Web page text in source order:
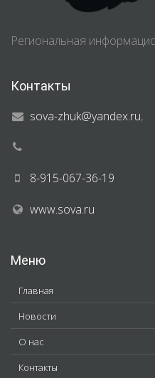
Региональная
Контакты
sova-zhuk@yandex.ru,
8-915-067-36-19
www.sova.ru
Меню
Главная
Новости
О нас
Контакты